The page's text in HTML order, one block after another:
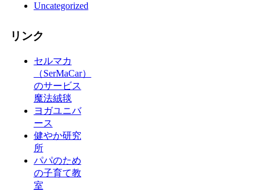
Uncategorized
リンク
セルマカ
（SerMaCar）
のサービス
魔法絨毯
ヨガユニバ
ース
健やか研究
所
パパのため
の子育て教
室